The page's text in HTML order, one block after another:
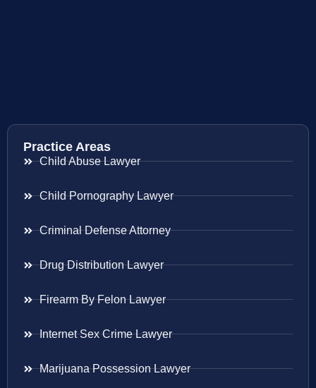
Practice Areas
Child Abuse Lawyer
Child Pornography Lawyer
Criminal Defense Attorney
Drug Distribution Lawyer
Firearm By Felon Lawyer
Internet Sex Crime Lawyer
Marijuana Possession Lawyer